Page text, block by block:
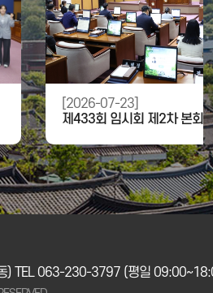
[2026-07-23]
제433회 임시회 제2차 본회
) TEL 063-230-3797 (평일